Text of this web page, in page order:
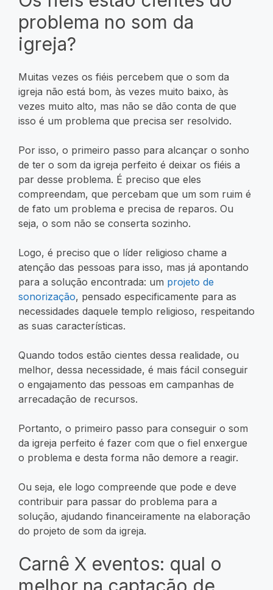
problema no som da
igreja?
Muitas vezes os fiéis percebem que o som da
igreja não está bom, às vezes muito baixo, às
vezes muito alto, mas não se dão conta de que
isso é um problema que precisa ser resolvido.
Por isso, o primeiro passo para alcançar o sonho
de ter o som da igreja perfeito é deixar os fiéis a
par desse problema. É preciso que eles
compreendam, que percebam que um som ruim é
de fato um problema e precisa de reparos. Ou
seja, o som não se conserta sozinho.
Logo, é preciso que o líder religioso chame a
atenção das pessoas para isso, mas já apontando
para a solução encontrada: um projeto de
sonorização, pensado especificamente para as
necessidades daquele templo religioso, respeitando
as suas características.
Quando todos estão cientes dessa realidade, ou
melhor, dessa necessidade, é mais fácil conseguir
o engajamento das pessoas em campanhas de
arrecadação de recursos.
Portanto, o primeiro passo para conseguir o som
da igreja perfeito é fazer com que o fiel enxergue
o problema e desta forma não demore a reagir.
Ou seja, ele logo compreende que pode e deve
contribuir para passar do problema para a
solução, ajudando financeiramente na elaboração
do projeto de som da igreja.
Carnê X eventos: qual o
melhor na captação de